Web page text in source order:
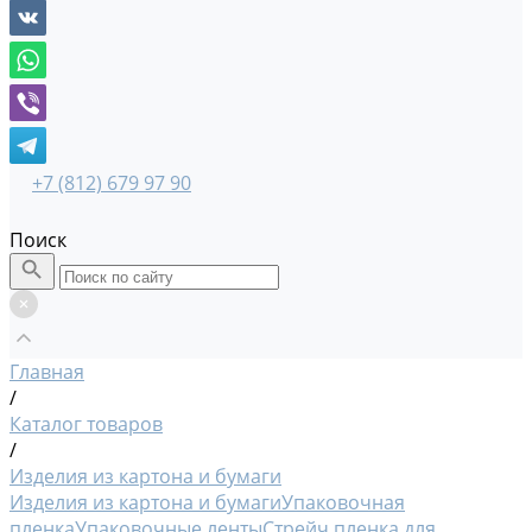
+7 (812) 679 97 90
Поиск
Главная
/
Каталог товаров
/
Изделия из картона и бумаги
Изделия из картона и бумагиУпаковочная